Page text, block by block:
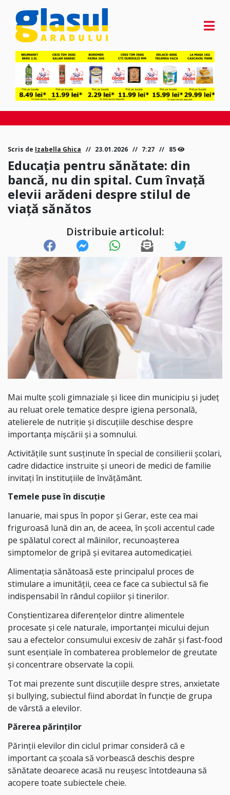
Scris de Izabella Ghica 23.01.2026 7:27 85
Educația pentru sănătate: din
bancă, nu din spital. Cum învață
elevii arădeni despre stilul de
viață sănătos
Distribuie articolul:
Mai multe școli gimnaziale și licee din municipiu și județ
au reluat orele tematice despre igiena personală,
atelierele de nutriție și discuțiile deschise despre
importanța mișcării și a somnului.
Activitățile sunt susținute în special de consilierii școlari,
cadre didactice instruite și uneori de medici de familie
invitați în instituțiile de învățământ.
Temele puse în discuție
Ianuarie, mai spus în popor și Gerar, este cea mai
friguroasă lună din an, de aceea, în școli accentul cade
pe spălatul corect al mâinilor, recunoașterea
simptomelor de gripă și evitarea automedicației.
Alimentația sănătoasă este principalul proces de
stimulare a imunității, ceea ce face ca subiectul să fie
indispensabil în rândul copiilor și tinerilor.
Conștientizarea diferențelor dintre alimentele
procesate și cele naturale, importanței micului dejun
sau a efectelor consumului excesiv de zahăr și fast-food
sunt esențiale în combaterea problemelor de greutate
și concentrare observate la copii.
Tot mai prezente sunt discuțiile despre stres, anxietate
și bullying, subiectul fiind abordat în funcție de grupa
de vârstă a elevilor.
Părerea părinților
Părinții elevilor din ciclul primar consideră că e
important ca școala să vorbească deschis despre
sănătate deoarece acasă nu reușesc întotdeauna să
acopere toate subiectele cheie.